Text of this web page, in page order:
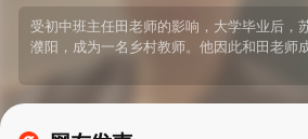
受初中班主任田老师的影响，大学毕业后，
濮阳，成为一名乡村教师。他因此和田老师